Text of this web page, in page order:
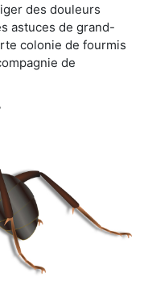
des douleurs
astuces de grand-
colonie de fourmis
de